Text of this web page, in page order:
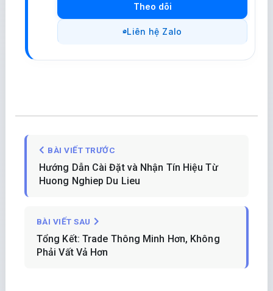
Theo dõi
Liên hệ Zalo
BÀI VIẾT TRƯỚC
Hướng Dẫn Cài Đặt và Nhận Tín Hiệu Từ
Huong Nghiep Du Lieu
BÀI VIẾT SAU
Tổng Kết: Trade Thông Minh Hơn, Không
Phải Vất Vả Hơn